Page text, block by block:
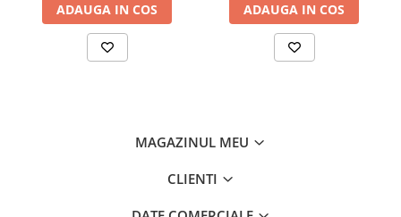
ADAUGA IN COS ADAUGA IN COS
MAGAZINUL MEU
CLIENTI